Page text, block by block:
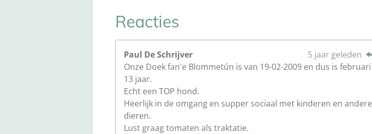
Reacties
Paul De Schrijver
5 jaar geleden
Onze Doek fan'e Blommetún is van 19-02-2009 en dus is februari
13 jaar.
Echt een TOP hond.
Heerlijk in de omgang en supper sociaal met kinderen en andere
dieren.
Lust graag tomaten als traktatie.